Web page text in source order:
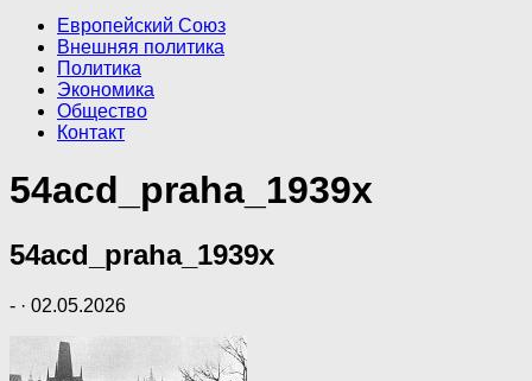
Европейский Союз
Внешняя политика
Политика
Экономика
Общество
Контакт
54acd_praha_1939x
54acd_praha_1939x
- · 02.05.2026